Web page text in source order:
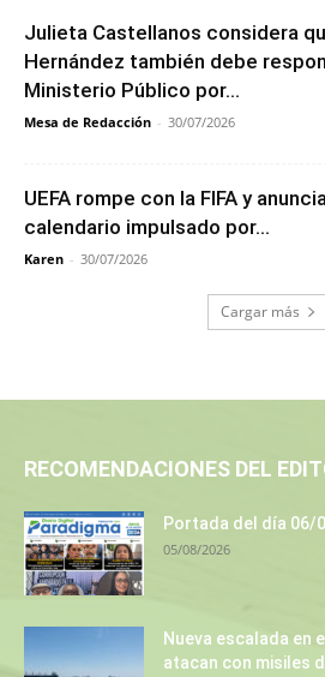
Julieta Castellanos considera
Hernández también debe
Ministerio Público por...
Mesa de Redacción - 30/07/2026
UEFA rompe con la FIFA y
calendario impulsado por...
Karen - 30/07/2026
Cargar más
RECOMENDACIONES DEL
Portada del día 06/
05/08/2026
Nueva escalada en
atacan con misiles